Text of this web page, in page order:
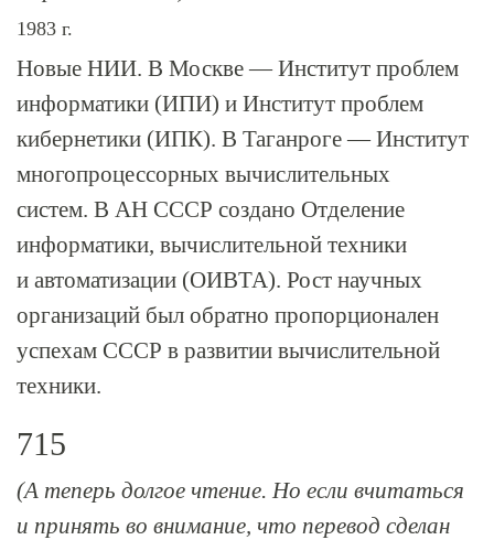
1983 г.
Новые НИИ. В Москве — Институт проблем
информатики (ИПИ) и Институт проблем
кибернетики (ИПК). В Таганроге — Институт
многопроцессорных вычислительных
систем. В АН СССР создано Отделение
информатики, вычислительной техники
и автоматизации (ОИВТА). Рост научных
организаций был обратно пропорционален
успехам СССР в развитии вычислительной
техники.
715
(А теперь долгое чтение. Но если вчитаться
и принять во внимание, что перевод сделан